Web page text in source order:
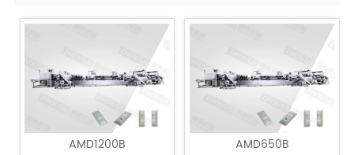
AMD1200B AMD650B